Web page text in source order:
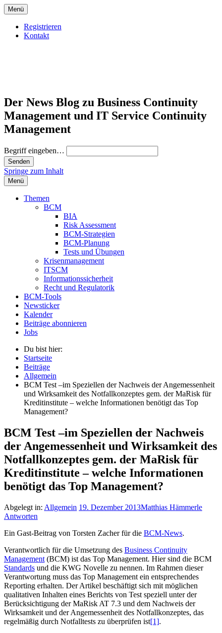
Menü
Registrieren
Kontakt
Der News Blog zu Business Continuity
Management und IT Service Continuity
Management
Begriff eingeben…
Springe zum Inhalt
Menü
Themen
BCM
BIA
Risk Assessment
BCM-Strategien
BCM-Planung
Tests und Übungen
Krisenmanagement
ITSCM
Informationssicherheit
Recht und Regulatorik
BCM-Tools
Newsticker
Kalender
Beiträge abonnieren
Jobs
Du bist hier:
Startseite
Beiträge
Allgemein
BCM Test –im Speziellen der Nachweis der Angemessenheit
und Wirksamkeit des Notfallkonzeptes gem. der MaRisk für
Kreditinstitute – welche Informationen benötigt das Top
Management?
BCM Test –im Speziellen der Nachweis
der Angemessenheit und Wirksamkeit des
Notfallkonzeptes gem. der MaRisk für
Kreditinstitute – welche Informationen
benötigt das Top Management?
Abgelegt in: Allgemein 19. Dezember 2013Matthias Hämmerle
Antworten
Ein Gast-Beitrag von Torsten Zacher für die BCM-News.
Verantwortlich für die Umsetzung des Business Continuity
Management (BCM) ist das Top Management. Hier sind die BCM
Standards und die KWG Novelle zu nennen. Im Rahmen dieser
Verantwortung muss das Top Management ein entsprechendes
Reporting erhalten. Der Artikel beschäftigt sich mit möglichen
qualitativen Inhalten eines Berichts von Test speziell unter der
Berücksichtigung der MaRisk AT 7.3 und dem Nachweis der
Wirksamkeit und der Angemessenheit des Notfallkonzeptes, das
regelmäßig durch Notfalltests zu überprüfen ist[1].